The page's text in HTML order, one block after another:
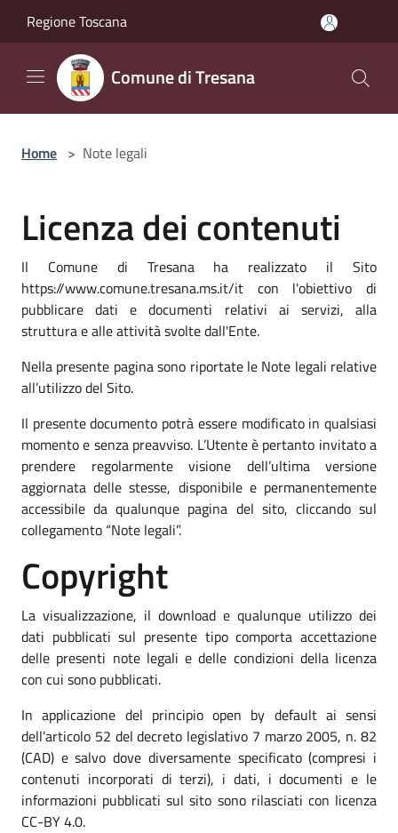
Regione Toscana
Comune di Tresana
Home > Note legali
Licenza dei contenuti
Il Comune di Tresana ha realizzato il Sito
https://www.comune.tresana.ms.it/it con l'obiettivo di
pubblicare dati e documenti relativi ai servizi, alla
struttura e alle attività svolte dall'Ente.
Nella presente pagina sono riportate le Note legali relative
all’utilizzo del Sito.
Il presente documento potrà essere modificato in qualsiasi
momento e senza preavviso. L’Utente è pertanto invitato a
prendere regolarmente visione dell’ultima versione
aggiornata delle stesse, disponibile e permanentemente
accessibile da qualunque pagina del sito, cliccando sul
collegamento “Note legali”.
Copyright
La visualizzazione, il download e qualunque utilizzo dei
dati pubblicati sul presente tipo comporta accettazione
delle presenti note legali e delle condizioni della licenza
con cui sono pubblicati.
In applicazione del principio open by default ai sensi
dell’articolo 52 del decreto legislativo 7 marzo 2005, n. 82
(CAD) e salvo dove diversamente specificato (compresi i
contenuti incorporati di terzi), i dati, i documenti e le
informazioni pubblicati sul sito sono rilasciati con licenza
CC-BY 4.0.